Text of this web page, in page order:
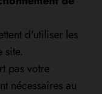
d'utiliser les
site.
pas votre
nécessaires au